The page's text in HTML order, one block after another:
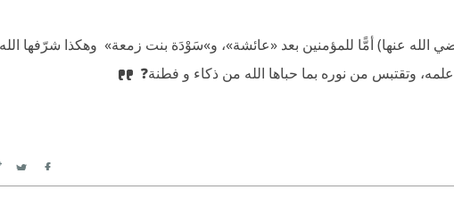
الله عنها) أمًّا للمؤمنين بعد «عائشة»، و»سَوْدَة بنت زمعة» ‫ وهكذا شرّفها
وتقتبس من نوره بما حباها الله من ذكاء و فطنة❓